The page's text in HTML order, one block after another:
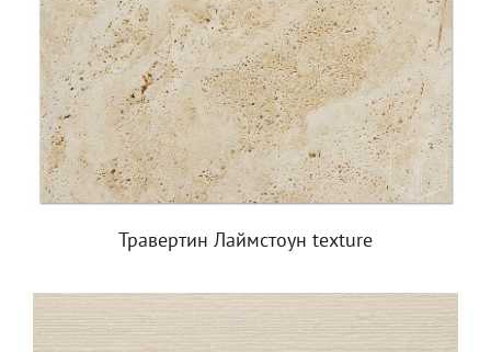
Травертин Лаймстоун texture